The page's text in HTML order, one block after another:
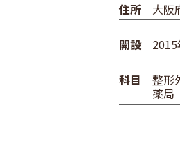
住所 大阪
開設
科目
整形
薬局